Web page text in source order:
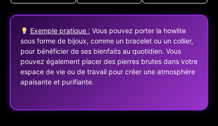
Exemple pratique : Vous pouvez porter la howlite
sous forme de bijoux, comme un bracelet ou un collier,
pour bénéficier de ses bienfaits au quotidien. Vous
pouvez également placer des pierres brutes dans votre
espace de vie ou de travail pour créer une atmosphère
apaisante et purifiante.